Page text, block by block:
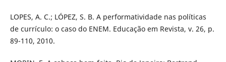
LOPES, A. C.; LÓPEZ, S. B. A performatividade nas políticas
de currículo: o caso do ENEM. Educação em Revista, v. 26, p.
89-110, 2010.